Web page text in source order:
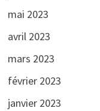
mai 2023
avril 2023
mars 2023
février 2023
janvier 2023